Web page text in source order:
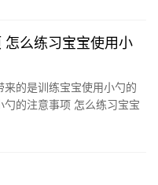
么练习宝宝使用小
的是训练宝宝使用小勺的
的注意事项 怎么练习宝宝